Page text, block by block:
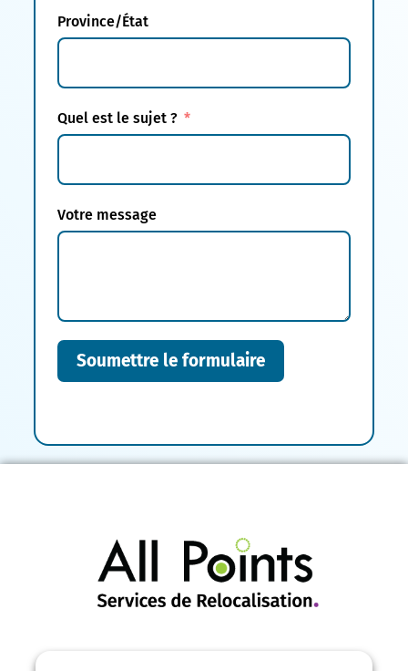
Province/État
Quel est le sujet ?
Votre message
Soumettre le formulaire